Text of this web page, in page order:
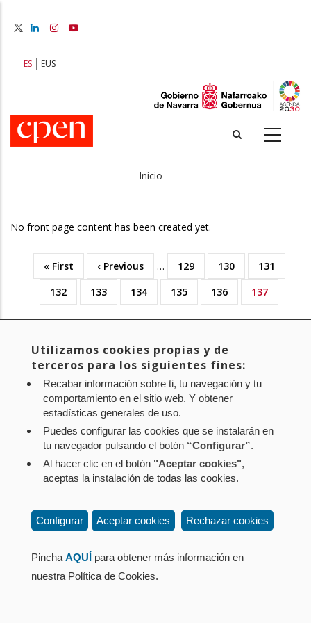
principal
ES EUS
enlaces
de
ayuda
a
navegación
Inicio
No front page content has been created yet.
Paginación
Primera
página
« First
Página
anterior
‹ Previous … Page
129 Page
130 Page
131
Page
132 Page
133 Page
134 Page
135 Page
136
Página
137
Aviso legal Política de privacidad
Política de cookies
Mapa web
Configuración de cookies
Contacto
: Paseo de Sarasate nº 38, 2º Dcha - 31001
Pamplona (Navarra) Tel.: 848 42 08 72
corporacion@cpen.es
Utilizamos cookies propias y de
terceros para los siguientes fines:
Recabar información sobre ti, tu navegación y tu
comportamiento en el sitio web. Y obtener
estadísticas generales de uso.
Puedes configurar las cookies que se instalarán en
tu navegador pulsando el botón “Configurar”.
Al hacer clic en el botón "Aceptar cookies",
aceptas la instalación de todas las cookies.
Configurar Aceptar cookies Rechazar cookies
Pincha AQUÍ para obtener más información en
nuestra Política de Cookies.